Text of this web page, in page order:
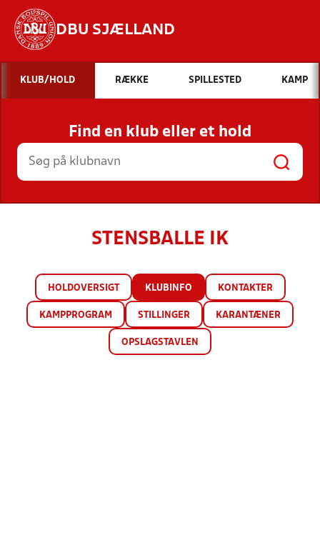
DBU SJÆLLAND
Hvad vil du søge efter?
INDHOLD OG NYHEDER
STILLINGER, RESULTATER, KLUBBER OG
HOLD
KLUB/HOLD RÆKKE SPILLESTED KAMP
Find en klub eller et hold
STENSBALLE IK
HOLDOVERSIGT KLUBINFO KONTAKTER
KAMPPROGRAM STILLINGER KARANTÆNER
OPSLAGSTAVLEN